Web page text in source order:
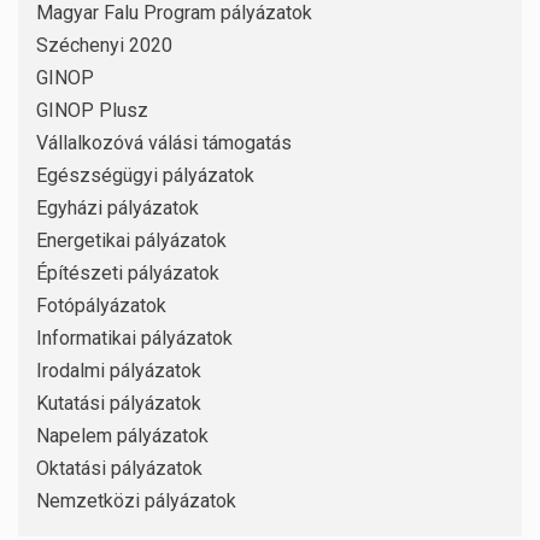
Magyar Falu Program pályázatok
Széchenyi 2020
GINOP
GINOP Plusz
Vállalkozóvá válási támogatás
Egészségügyi pályázatok
Egyházi pályázatok
Energetikai pályázatok
Építészeti pályázatok
Fotópályázatok
Informatikai pályázatok
Irodalmi pályázatok
Kutatási pályázatok
Napelem pályázatok
Oktatási pályázatok
Nemzetközi pályázatok